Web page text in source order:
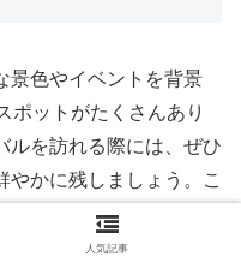
景色やイベントを背景
ポットがたくさんあり
ルを訪れる際には、ぜひ
やかに残しましょう。こ
をご紹介します。
人気記事